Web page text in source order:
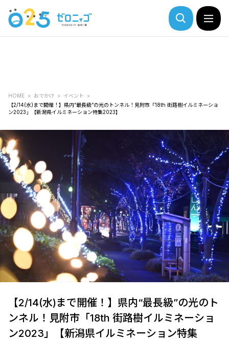
HOME おでかけ
イベント
【2/14(水)まで開催！】県内“最長級”の光のトンネル！見附市「18th 街路樹イルミネーショ
ン2023」【新潟県イルミネーション特集2023】
【2/14(水)まで開催！】県内“最長級”の光のト
ンネル！見附市「18th 街路樹イルミネーショ
ン2023」【新潟県イルミネーション特集